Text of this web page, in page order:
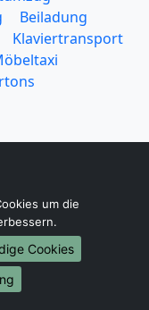
Beiladung
Klaviertransport
nach Belarus
nach Belgien
nach Bulgarien
nach Dänemark
um die
Cookies